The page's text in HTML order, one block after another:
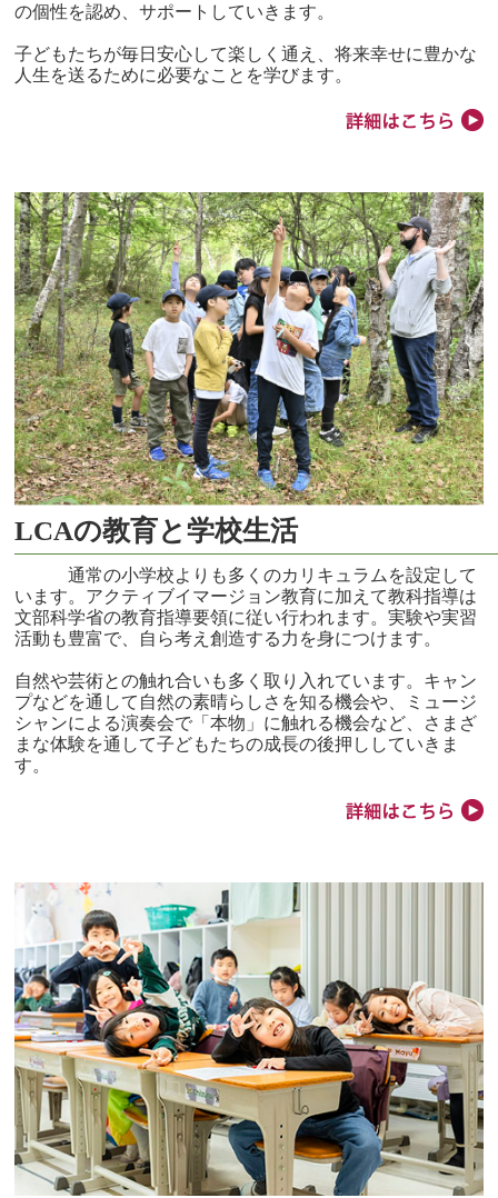
の個性を認め、サポートしていきます。
子どもたちが毎日安心して楽しく通え、将来幸せに豊かな
人生を送るために必要なことを学びます。
LCAの教育と学校生活
通常の小学校よりも多くのカリキュラムを設定して
います。アクティブイマージョン教育に加えて教科指導は
文部科学省の教育指導要領に従い行われます。実験や実習
活動も豊富で、自ら考え創造する力を身につけます。
自然や芸術との触れ合いも多く取り入れています。キャン
プなどを通して自然の素晴らしさを知る機会や、ミュージ
シャンによる演奏会で「本物」に触れる機会など、さまざ
まな体験を通して子どもたちの成長の後押ししていきま
す。